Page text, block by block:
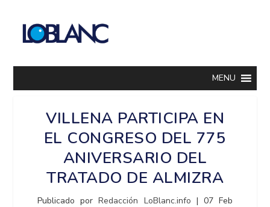
MENU
VILLENA PARTICIPA EN
EL CONGRESO DEL 775
ANIVERSARIO DEL
TRATADO DE ALMIZRA
Publicado porRedacción LoBlanc.info | 07 Feb